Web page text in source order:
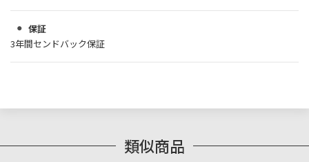
保証
3年間センドバック保証
類似商品